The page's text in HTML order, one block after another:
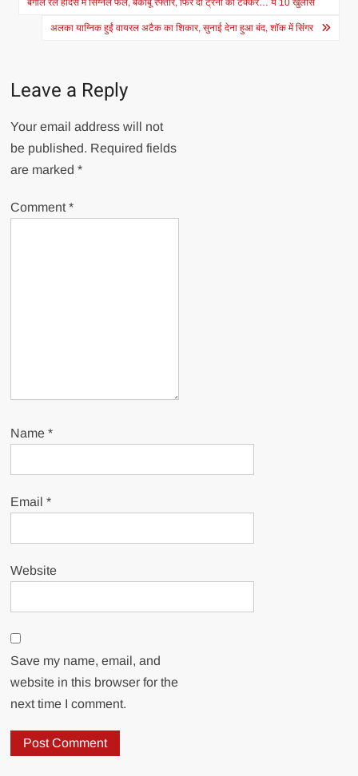
navigation
बंगाल रेल हादसे में सिग्नल फेल, बेकाबू रफ्तार, फिर दो ट्रेनों की टक्कर… ये 10 खुलासे
अलका याग्निक हुईं वायरल अटैक का श‍िकार, सुनाई देना हुआ बंद, शॉक में स‍िंंगर
Leave a Reply
Your email address will not
be published. Required fields
are marked*
Comment*
Name*
Email*
Website
Save my name, email, and
website in this browser for the
next time I comment.